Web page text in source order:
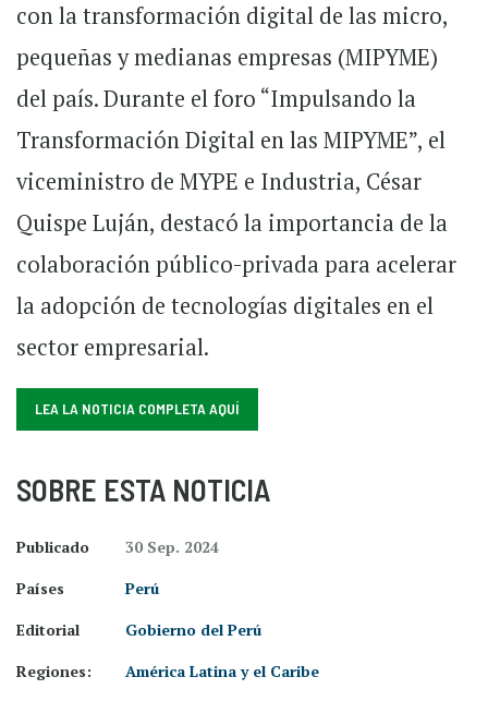
con la transformación digital de las micro,
pequeñas y medianas empresas (MIPYME)
del país. Durante el foro “Impulsando la
Transformación Digital en las MIPYME”, el
viceministro de MYPE e Industria, César
Quispe Luján, destacó la importancia de la
colaboración público-privada para acelerar
la adopción de tecnologías digitales en el
sector empresarial.
LEA LA NOTICIA COMPLETA AQUÍ
SOBRE ESTA NOTICIA
Publicado
30 Sep. 2024
Países
Perú
Editorial
Gobierno del Perú
Regiones:
América Latina y el Caribe